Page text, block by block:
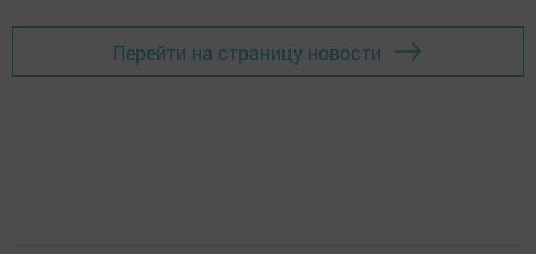
Перейти на страницу новости